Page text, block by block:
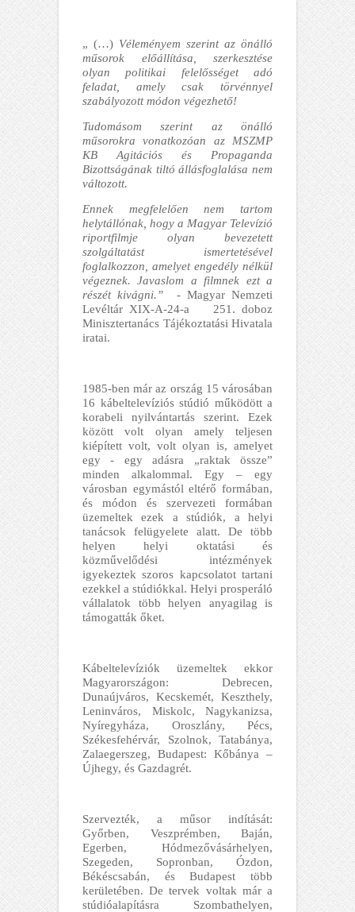
„ (…) Véleményem szerint az önálló
műsorok előállítása, szerkesztése
olyan politikai felelősséget adó
feladat, amely csak törvénnyel
szabályozott módon végezhető!
Tudomásom szerint az önálló
műsorokra vonatkozóan az MSZMP
KB Agitációs és Propaganda
Bizottságának tiltó állásfoglalása nem
változott.
Ennek megfelelően nem tartom
helytállónak, hogy a Magyar Televízió
riportfilmje olyan bevezetett
szolgáltatást ismertetésével
foglalkozzon, amelyet engedély nélkül
végeznek. Javaslom a filmnek ezt a
részét kivágni.” - Magyar Nemzeti
Levéltár XIX-A-24-a 251. doboz
Minisztertanács Tájékoztatási Hivatala
iratai.
1985-ben már az ország 15 városában
16 kábeltelevíziós stúdió működött a
korabeli nyilvántartás szerint. Ezek
között volt olyan amely teljesen
kiépített volt, volt olyan is, amelyet
egy - egy adásra „raktak össze”
minden alkalommal. Egy – egy
városban egymástól eltérő formában,
és módon és szervezeti formában
üzemeltek ezek a stúdiók, a helyi
tanácsok felügyelete alatt. De több
helyen helyi oktatási és
közművelődési intézmények
igyekeztek szoros kapcsolatot tartani
ezekkel a stúdiókkal. Helyi prosperáló
vállalatok több helyen anyagilag is
támogatták őket.
Kábeltelevíziók üzemeltek ekkor
Magyarországon: Debrecen,
Dunaújváros, Kecskemét, Keszthely,
Leninváros, Miskolc, Nagykanizsa,
Nyíregyháza, Oroszlány, Pécs,
Székesfehérvár, Szolnok, Tatabánya,
Zalaegerszeg, Budapest: Kőbánya –
Újhegy, és Gazdagrét.
Szervezték, a műsor indítását:
Győrben, Veszprémben, Baján,
Egerben, Hódmezővásárhelyen,
Szegeden, Sopronban, Ózdon,
Békéscsabán, és Budapest több
kerületében. De tervek voltak már a
stúdióalapításra Szombathelyen,